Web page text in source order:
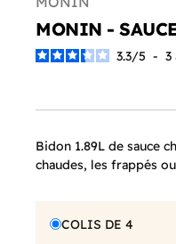
MONIN -
3.3/5 - 3
Bidon 1.89L de sauce
chaudes, les frappés
COLIS DE 4